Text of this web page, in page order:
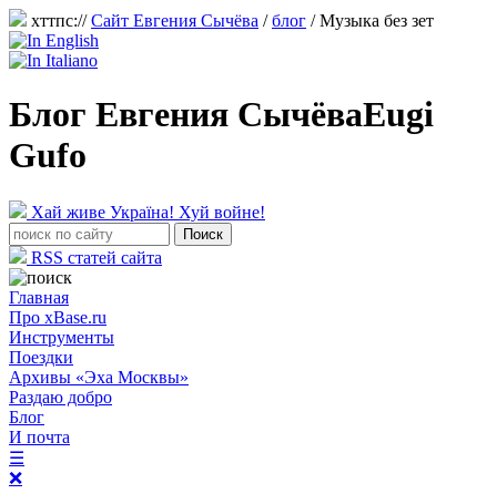
хттпс://Сайт Евгения Сычёва /блог /Музыка без зет
Блог Евгения СычёваEugi
Gufo
Хай живе Україна! Хуй войне!
RSS статей сайта
Главная
Про xBase.ru
Инструменты
Поездки
Архивы «Эха Москвы»
Раздаю добро
Блог
И почта
☰
❌